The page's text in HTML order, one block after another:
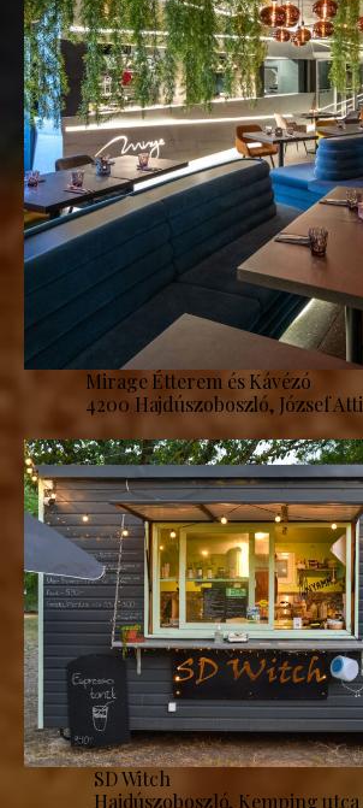
Mirage Étterem és Kávézó
4200 Hajdúszoboszló, József
SD Witch
Hajdúszoboszló, Kemping utca